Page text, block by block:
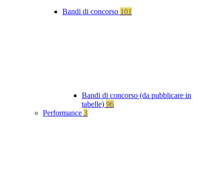
Bandi di concorso 101
Bandi di concorso (da pubblicare in
tabelle) 96
Performance 3